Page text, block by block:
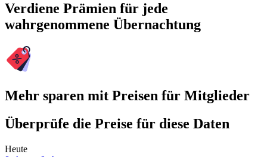
Verdiene Prämien für jede
wahrgenommene Übernachtung
Mehr sparen mit Preisen für Mitglieder
Überprüfe die Preise für diese Daten
Heute